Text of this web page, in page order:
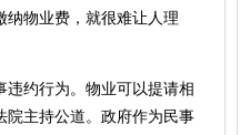
纳物业费，就很难让人理
约行为。物业可以提请相
院主持公道。政府作为民事